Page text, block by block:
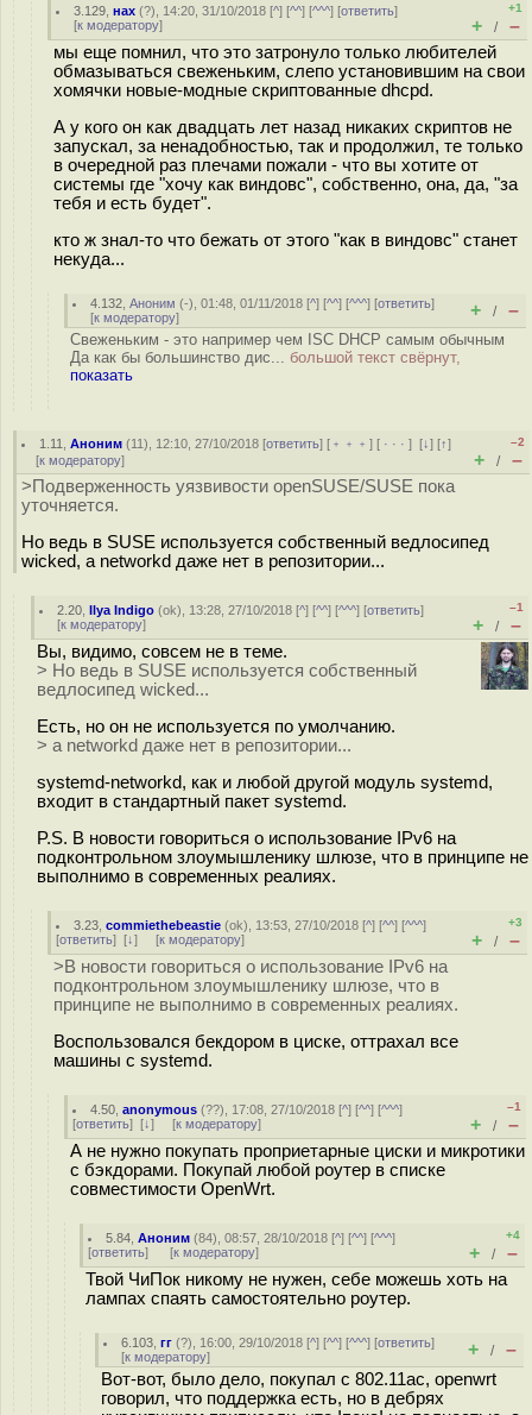
3.129 ,нах (?), 14:20, 31/10/2018 [^] [^^] [^^^] [ответить]
[к модератору]
+1
+ / –
мы еще помнил, что это затронуло только любителей
обмазываться свеженьким, слепо установившим на свои
хомячки новые-модные скриптованные dhcpd.
А у кого он как двадцать лет назад никаких скриптов не
запускал, за ненадобностью, так и продолжил, те только
в очередной раз плечами пожали - что вы хотите от
системы где "хочу как виндовс", собственно, она, да, "за
тебя и есть будет".
кто ж знал-то что бежать от этого "как в виндовс" станет
некуда...
4.132 ,Аноним (-), 01:48, 01/11/2018 [^] [^^] [^^^] [ответить]
[к модератору] + / –
Свеженьким - это например чем ISC DHCP самым обычным
Да как бы большинство дис... большой текст свёрнут,
показать
1.11 ,Аноним (11), 12:10, 27/10/2018 [ответить] [ ﹢﹢﹢] [ · · ·][↓] [↑]
[к модератору]
–2
+ / –
>Подверженность уязвивости openSUSE/SUSE пока
уточняется.
Но ведь в SUSE используется собственный ведлосипед
wicked, а networkd даже нет в репозитории...
2.20 ,Ilya Indigo (ok), 13:28, 27/10/2018 [^] [^^] [^^^] [ответить]
[к модератору]
–1
+ / –
Вы, видимо, совсем не в теме.
> Но ведь в SUSE используется собственный
ведлосипед wicked...
Есть, но он не используется по умолчанию.
> а networkd даже нет в репозитории...
systemd-networkd, как и любой другой модуль systemd,
входит в стандартный пакет systemd.
P.S. В новости говориться о использование IPv6 на
подконтрольном злоумышленику шлюзе, что в принципе не
выполнимо в современных реалиях.
3.23 ,commiethebeastie (ok), 13:53, 27/10/2018 [^] [^^] [^^^]
[ответить] [↓] [к модератору]
+3
+ / –
>В новости говориться о использование IPv6 на
подконтрольном злоумышленику шлюзе, что в
принципе не выполнимо в современных реалиях.
Воспользовался бекдором в циске, оттрахал все
машины с systemd.
4.50 ,anonymous (??), 17:08, 27/10/2018 [^] [^^] [^^^]
[ответить] [↓] [к модератору]
–1
+ / –
А не нужно покупать проприетарные циски и микротики
с бэкдорами. Покупай любой роутер в списке
совместимости OpenWrt.
5.84 ,Аноним (84), 08:57, 28/10/2018 [^] [^^] [^^^]
[ответить] [к модератору]
+4
+ / –
Твой ЧиПок никому не нужен, себе можешь хоть на
лампах спаять самостоятельно роутер.
6.103 ,гг (?), 16:00, 29/10/2018 [^] [^^] [^^^] [ответить]
[к модератору] + / –
Вот-вот, было дело, покупал с 802.11ас, openwrt
говорил, что поддержка есть, но в дебрях